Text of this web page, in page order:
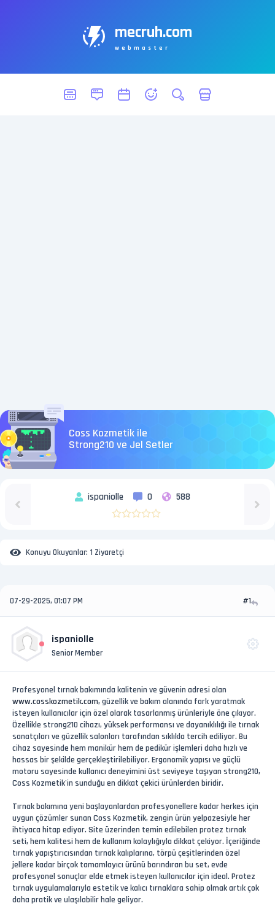
mecruh.com
webmaster
Coss Kozmetik ile
Strong210 ve Jel Setler
ispaniolle 0 588
Konuyu Okuyanlar: 1 Ziyaretçi
07-29-2025, 01:07 PM #1
ispaniolle
Senior Member
Profesyonel tırnak bakımında kalitenin ve güvenin adresi olan
www.cosskozmetik.com, güzellik ve bakım alanında fark yaratmak
isteyen kullanıcılar için özel olarak tasarlanmış ürünleriyle öne çıkıyor.
Özellikle strong210 cihazı, yüksek performansı ve dayanıklılığı ile tırnak
sanatçıları ve güzellik salonları tarafından sıklıkla tercih ediliyor. Bu
cihaz sayesinde hem manikür hem de pedikür işlemleri daha hızlı ve
hassas bir şekilde gerçekleştirilebiliyor. Ergonomik yapısı ve güçlü
motoru sayesinde kullanıcı deneyimini üst seviyeye taşıyan strong210,
Coss Kozmetik'in sunduğu en dikkat çekici ürünlerden biridir.
Tırnak bakımına yeni başlayanlardan profesyonellere kadar herkes için
uygun çözümler sunan Coss Kozmetik, zengin ürün yelpazesiyle her
ihtiyaca hitap ediyor. Site üzerinden temin edilebilen protez tırnak
seti, hem kalitesi hem de kullanım kolaylığıyla dikkat çekiyor. İçeriğinde
tırnak yapıştırıcısından tırnak kalıplarına, törpü çeşitlerinden özel
jellere kadar birçok tamamlayıcı ürünü barındıran bu set, evde
profesyonel sonuçlar elde etmek isteyen kullanıcılar için ideal. Protez
tırnak uygulamalarıyla estetik ve kalıcı tırnaklara sahip olmak artık çok
daha pratik ve ulaşılabilir hale geliyor.